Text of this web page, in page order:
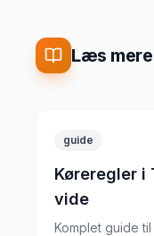
Læs mere
guide
Køreregler i
vide
Komplet guide